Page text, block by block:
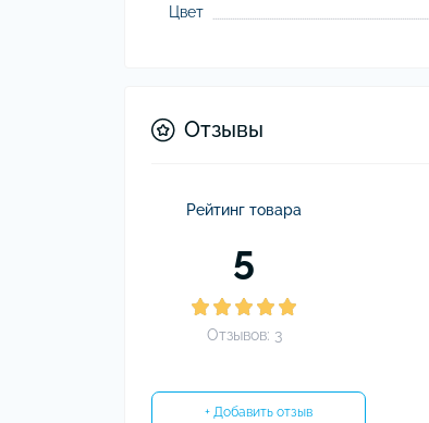
Цвет
Отзывы
Рейтинг товара
5
Отзывов: 3
+ Добавить отзыв